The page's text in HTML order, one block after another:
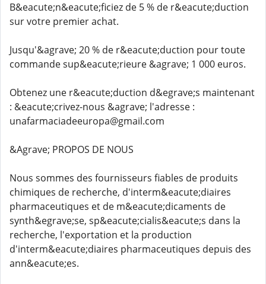
B&eacute;n&eacute;ficiez de 5 % de r&eacute;duction
sur votre premier achat.
Jusqu'&agrave; 20 % de r&eacute;duction pour toute
commande sup&eacute;rieure &agrave; 1 000 euros.
Obtenez une r&eacute;duction d&egrave;s maintenant
: &eacute;crivez-nous &agrave; l'adresse :
unafarmaciadeeuropa@gmail.com
&Agrave; PROPOS DE NOUS
Nous sommes des fournisseurs fiables de produits
chimiques de recherche, d'interm&eacute;diaires
pharmaceutiques et de m&eacute;dicaments de
synth&egrave;se, sp&eacute;cialis&eacute;s dans la
recherche, l'exportation et la production
d'interm&eacute;diaires pharmaceutiques depuis des
ann&eacute;es.